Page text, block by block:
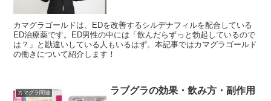
カマグラゴールドは、EDを改善するシルデナフィルを配合している
ED治療薬です。ED男性の中には「飲んだらずっと勃起しているので
は？」と勘違いしている人もいるはず。本記事ではカマグラゴールド
の働きについて紹介します！
カマグラ関連 ラブグラの効果・飲み方・副作用